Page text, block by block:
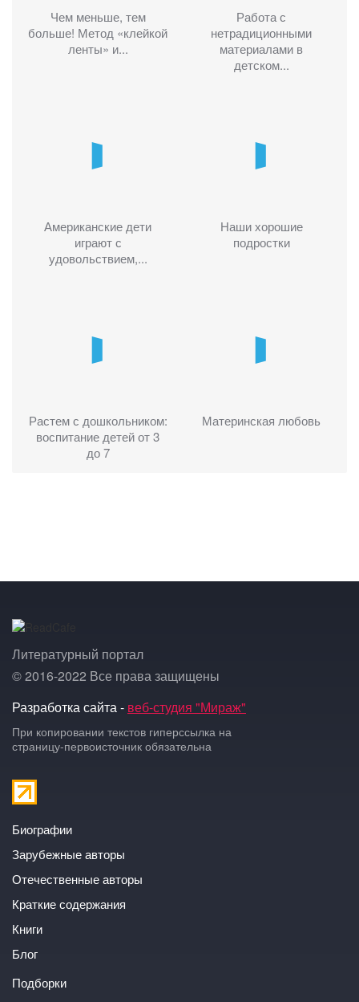
Чем меньше, тем
больше! Метод «клейкой
ленты» и...
Работа с
нетрадиционными
материалами в
детском...
Американские дети
играют с
удовольствием,...
Наши хорошие
подростки
Растем с дошкольником:
воспитание детей от 3
до 7
Материнская любовь
Литературный портал
© 2016-2022 Все права защищены
Разработка сайта - веб-студия "Мираж"
При копировании текстов гиперссылка на
страницу-первоисточник обязательна
Биографии
Зарубежные авторы
Отечественные авторы
Краткие содержания
Книги
Блог
Подборки